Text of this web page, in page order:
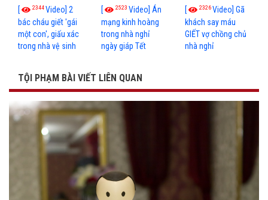
[ 2344Video] 2
bác cháu giết 'gái
một con', giấu xác
trong nhà vệ sinh
[ 2523Video] Án
mạng kinh hoàng
trong nhà nghỉ
ngày giáp Tết
[ 2326Video] Gã
khách say máu
GIẾT vợ chồng chủ
nhà nghỉ
TỘI PHẠM BÀI VIẾT LIÊN QUAN